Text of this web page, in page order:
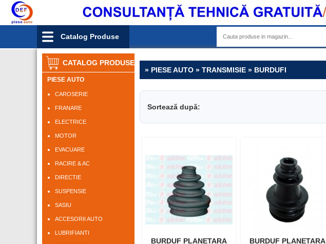
Catalog Produse
CATALOG PRODUSE
PIESE AUTO
CAROSERIE
FRANARE
ELECTRICE
MOTOR
EVACUARE
RACIRE & AC
DIRECTIE
SUSPENSIE
SASIU
ACCESORII AUTO
LUBRIFIANTI
» PIESE AUTO » TRANSMISIE » BURDUFI
Sortează după:
BURDUF PLANETARA
BURDUF PLANETARA